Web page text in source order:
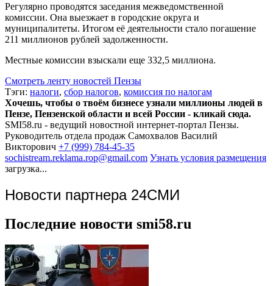
Регулярно проводятся заседания межведомственной
комиссии. Она выезжает в городские округа и
муниципалитеты. Итогом её деятельности стало погашение
211 миллионов рублей задолженности.
Местные комиссии взыскали еще 332,5 миллиона.
Смотреть ленту новостей Пензы
Тэги: налоги, сбор налогов, комиссия по налогам
Хочешь, чтобы о твоём бизнесе узнали миллионы людей в
Пензе, Пензенской области и всей России - кликай сюда.
SMI58.ru - ведущий новостной интернет-портал Пензы.
Руководитель отдела продаж Самохвалов Василий
Викторович +7 (999) 784-45-35
sochistream.reklama.rop@gmail.com Узнать условия размещения
загрузка...
Новости партнера 24СМИ
Последние новости smi58.ru